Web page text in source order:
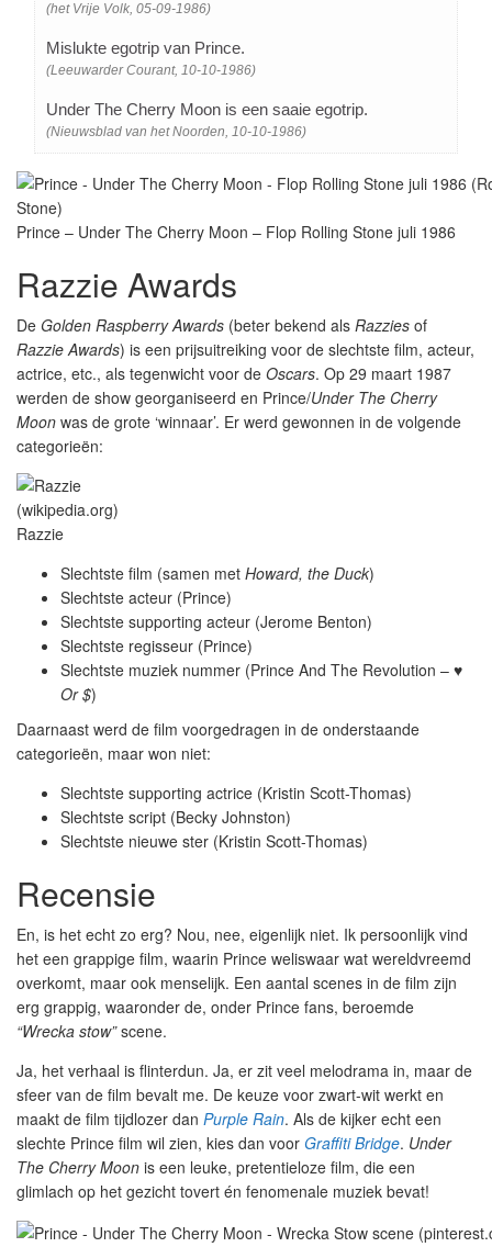
(het Vrije Volk, 05-09-1986)
Mislukte egotrip van Prince.
(Leeuwarder Courant, 10-10-1986)
Under The Cherry Moon is een saaie egotrip.
(Nieuwsblad van het Noorden, 10-10-1986)
Prince – Under The Cherry Moon – Flop Rolling Stone juli 1986
Razzie Awards
De Golden Raspberry Awards (beter bekend als Razzies of
Razzie Awards) is een prijsuitreiking voor de slechtste film, acteur,
actrice, etc., als tegenwicht voor de Oscars. Op 29 maart 1987
werden de show georganiseerd en Prince/Under The Cherry
Moon was de grote ‘winnaar’. Er werd gewonnen in de volgende
categorieën:
Razzie
Slechtste film (samen met Howard, the Duck)
Slechtste acteur (Prince)
Slechtste supporting acteur (Jerome Benton)
Slechtste regisseur (Prince)
Slechtste muziek nummer (Prince And The Revolution – ♥
Or $)
Daarnaast werd de film voorgedragen in de onderstaande
categorieën, maar won niet:
Slechtste supporting actrice (Kristin Scott-Thomas)
Slechtste script (Becky Johnston)
Slechtste nieuwe ster (Kristin Scott-Thomas)
Recensie
En, is het echt zo erg? Nou, nee, eigenlijk niet. Ik persoonlijk vind
het een grappige film, waarin Prince weliswaar wat wereldvreemd
overkomt, maar ook menselijk. Een aantal scenes in de film zijn
erg grappig, waaronder de, onder Prince fans, beroemde
“Wrecka stow”scene.
Ja, het verhaal is flinterdun. Ja, er zit veel melodrama in, maar de
sfeer van de film bevalt me. De keuze voor zwart-wit werkt en
maakt de film tijdlozer dan Purple Rain. Als de kijker echt een
slechte Prince film wil zien, kies dan voor Graffiti Bridge. Under
The Cherry Moon is een leuke, pretentieloze film, die een
glimlach op het gezicht tovert én fenomenale muziek bevat!